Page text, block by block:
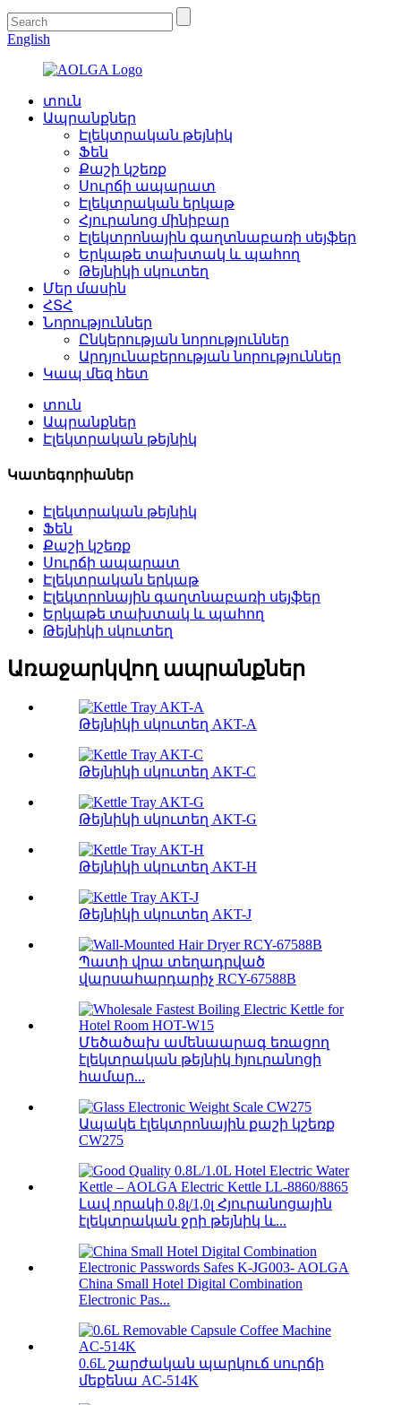
English
տուն
Ապրանքներ
Էլեկտրական թեյնիկ
Ֆեն
Քաշի կշեռք
Սուրճի ապարատ
Էլեկտրական երկաթ
Հյուրանոց մինիբար
Էլեկտրոնային գաղտնաբառի սեյֆեր
Երկաթե տախտակ և պահող
Թեյնիկի սկուտեղ
Մեր մասին
ՀՏՀ
Նորություններ
Ընկերության նորություններ
Արդյունաբերության նորություններ
Կապ մեզ հետ
տուն
Ապրանքներ
Էլեկտրական թեյնիկ
Կատեգորիաներ
Էլեկտրական թեյնիկ
Ֆեն
Քաշի կշեռք
Սուրճի ապարատ
Էլեկտրական երկաթ
Էլեկտրոնային գաղտնաբառի սեյֆեր
Երկաթե տախտակ և պահող
Թեյնիկի սկուտեղ
Առաջարկվող ապրանքներ
Թեյնիկի սկուտեղ AKT-A
Թեյնիկի սկուտեղ AKT-C
Թեյնիկի սկուտեղ AKT-G
Թեյնիկի սկուտեղ AKT-H
Թեյնիկի սկուտեղ AKT-J
Պատի վրա տեղադրված
վարսահարդարիչ RCY-67588B
Մեծածախ ամենաարագ եռացող
էլեկտրական թեյնիկ հյուրանոցի
համար...
Ապակե էլեկտրոնային քաշի կշեռք
CW275
Լավ որակի 0,8լ/1,0լ Հյուրանոցային
էլեկտրական ջրի թեյնիկ և...
China Small Hotel Digital Combination
Electronic Pas...
0.6L շարժական պարկուճ սուրճի
մեքենա AC-514K